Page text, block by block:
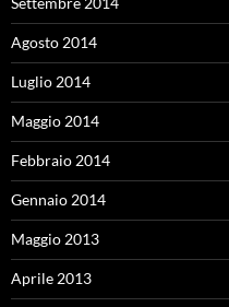
Agosto 2014
Luglio 2014
Maggio 2014
Febbraio 2014
Gennaio 2014
Maggio 2013
Aprile 2013